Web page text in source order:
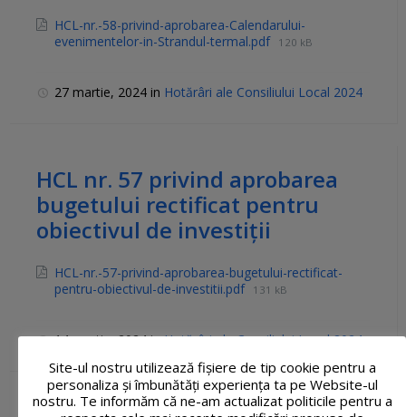
HCL-nr.-58-privind-aprobarea-Calendarului-
evenimentelor-in-Strandul-termal.pdf 120 kB
27 martie, 2024 in Hotărâri ale Consiliului Local 2024
HCL nr. 57 privind aprobarea
bugetului rectificat pentru
obiectivul de investiții
HCL-nr.-57-privind-aprobarea-bugetului-rectificat-
pentru-obiectivul-de-investitii.pdf 131 kB
14 martie, 2024inHotărâri ale Consiliului Local 2024
Site-ul nostru utilizează fişiere de tip cookie pentru a
personaliza și îmbunătăți experiența ta pe Website-ul
nostru. Te informăm că ne-am actualizat politicile pentru a